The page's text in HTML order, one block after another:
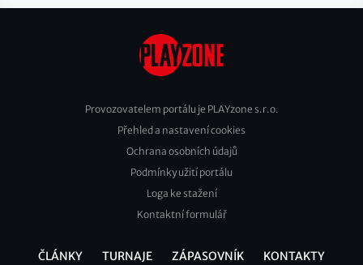
Footer
Provozovatelem portálu je PLAYzone s.r.o.
Přehled a nastavení cookies
Ochrana osobních údajů
Podmínky užití portálu
Loga ke stažení
Kontaktní formulář
ČLÁNKY TURNAJE ZÁPASOVNÍK KONTAKTY